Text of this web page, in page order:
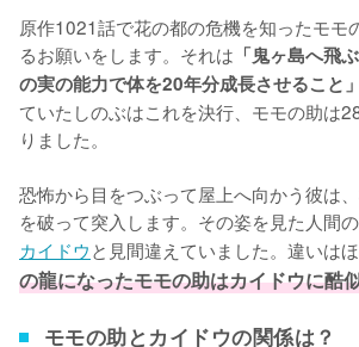
原作1021話で花の都の危機を知ったモモ
るお願いをします。それは 「鬼ヶ島へ飛
の実の能力で体を20年分成長させること」
ていたしのぶはこれを決行、モモの助は
りました。
恐怖から目をつぶって屋上へ向かう彼は
を破って突入します。その姿を見た人間
カイドウと見間違えていました。違いはほ
の龍になったモモの助はカイドウに酷
モモの助とカイドウの関係は？